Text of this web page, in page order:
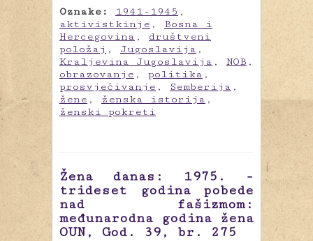
Oznake: 1941-1945 ,
aktivistkinje , Bosna i
Hercegovina , društveni
položaj , Jugoslavija ,
Kraljevina Jugoslavija , NOB ,
obrazovanje , politika ,
prosvjećivanje , Semberija ,
žene , ženska istorija ,
ženski pokreti
Žena danas: 1975. -
trideset godina pobede
nad fašizmom:
međunarodna godina žena
OUN, God. 39, br. 275